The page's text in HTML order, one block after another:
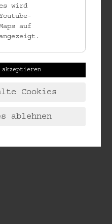
wird
auf
Cookies
ablehnen